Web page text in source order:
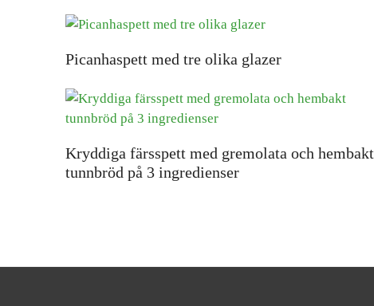
Picanhaspett med tre olika glazer
Kryddiga färsspett med gremolata och hembakt
tunnbröd på 3 ingredienser